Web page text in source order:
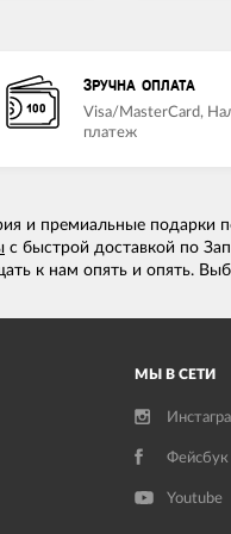
ЗРУЧНА ОПЛАТА
Visa/MasterCard,
платеж
и премиальные подарки
с быстрой доставкой по
к нам опять и опять.
МЫ В СЕТИ
Фейсбук
Youtube